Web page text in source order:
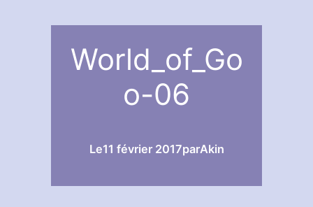
World_of_Go
o-06
Le11 février 2017parAkin